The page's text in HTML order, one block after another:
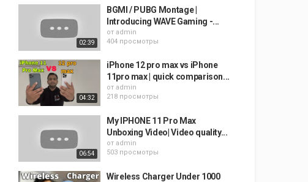
02:39
BGMI / PUBG Montage |
Introducing WAVE Gaming -...
от admin
404 просмотры
04:32
iPhone 12 pro max vs iPhone
11pro max | quick comparison...
от admin
218 просмотры
06:54
My IPHONE 11 Pro Max
Unboxing Video| Video quality...
от admin
503 просмотры
Wireless Charger Under 1000